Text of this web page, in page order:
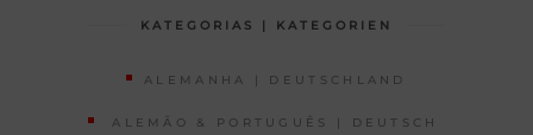
KATEGORIAS | KATEGORIEN
ALEMANHA | DEUTSCHLAND
ALEMÃO & PORTUGUÊS | DEUTSCH